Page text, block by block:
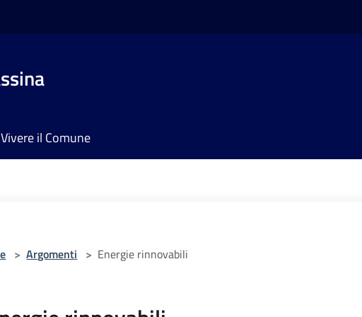
Vivere il Comune
> Argomenti > Energie rinnovabili